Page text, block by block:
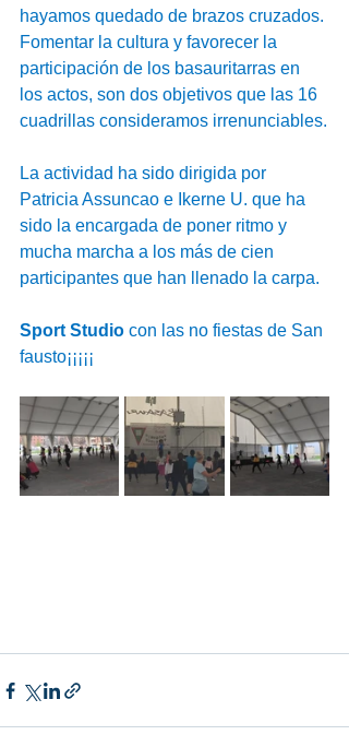
hayamos quedado de brazos cruzados.
Fomentar la cultura y favorecer la
participación de los basauritarras en
los actos, son dos objetivos que las 16
cuadrillas consideramos irrenunciables.
La actividad ha sido dirigida por
Patricia Assuncao e Ikerne U. que ha
sido la encargada de poner ritmo y
mucha marcha a los más de cien
participantes que han llenado la carpa.
Sport Studio con las no fiestas de San
fausto¡¡¡¡¡